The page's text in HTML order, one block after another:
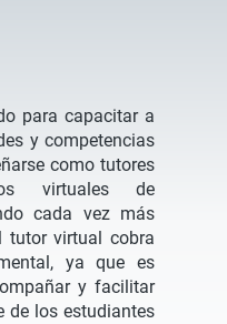
para capacitar a
y competencias
como tutores
virtuales de
cada vez más
tutor virtual cobra
ya que es
y facilitar
de los estudiantes